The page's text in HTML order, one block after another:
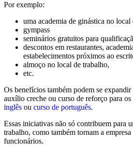
Por exemplo:
uma academia de ginástica no local
gympass
seminários gratuitos para
descontos em restaurantes,
estabelecimentos próximos ao
almoço no local de trabalho,
etc.
Os benefícios também podem se
auxílio creche ou curso de reforço para
inglês ou curso de português.
Essas iniciativas não só contribuem para
trabalho, como também tornam a
funcionários.